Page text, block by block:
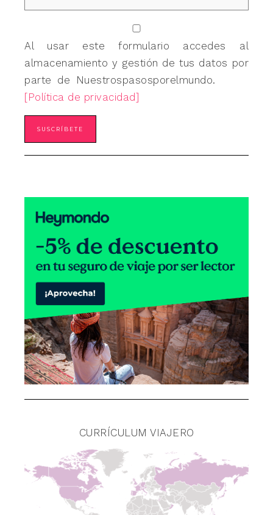
Al usar este formulario accedes al
almacenamiento y gestión de tus datos por
parte de Nuestrospasosporelmundo.
[Política de privacidad]
CURRÍCULUM VIAJERO